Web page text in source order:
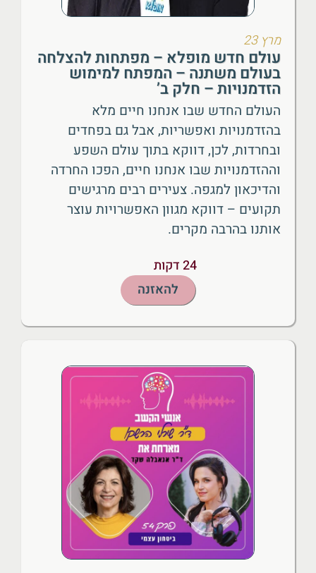
מרץ 23
עולם חדש מופלא – מפתחות להצלחה
בעולם משתנה – המפתח למימוש
הזדמנויות – חלק ב’
העולם החדש שבו אנחנו חיים מלא
בהזדמנויות ואפשריות, אבל גם בפחדים
ובחרדות, לכן, דווקא בתוך עולם השפע
וההזדמנויות שבו אנחנו חיים, הפכו החרדה
והדיכאון למגפה. צעירים רבים מרגישים
תקועים – דווקא מגוון האפשרויות עוצר
אותנו בהרבה מקרים.
24 דקות
להאזנה